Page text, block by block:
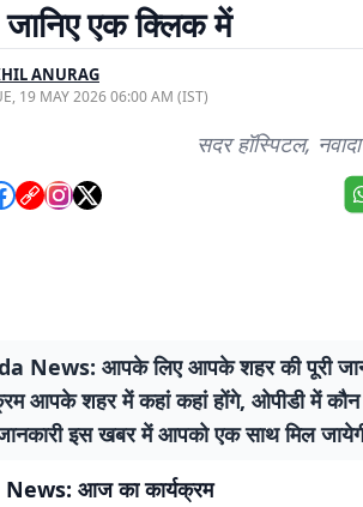
एक क्लिक में
ANURAG
19 MAY 2026 06:00 AM (IST)
सदर हॉस्पिटल, नवादा
News: आपके लिए आपके शहर की पूरी
आपके शहर में कहां कहां होंगे, ओपीडी में कौन
इस खबर में आपको एक साथ मिल
आज का कार्यक्रम